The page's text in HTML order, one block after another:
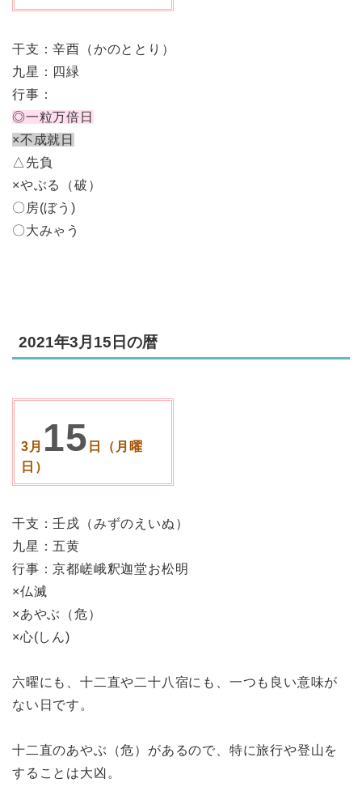
干支：辛酉（かのととり）
九星：四緑
行事：
◎一粒万倍日
×不成就日
△先負
×やぶる（破）
〇房(ぼう)
〇大みゃう
2021年3月15日の暦
3月 15 日（月曜
日）
干支：壬戌（みずのえいぬ）
九星：五黄
行事：京都嵯峨釈迦堂お松明
×仏滅
×あやぶ（危）
×心(しん)
六曜にも、十二直や二十八宿にも、一つも良い意味が
ない日です。
十二直のあやぶ（危）があるので、特に旅行や登山を
することは大凶。